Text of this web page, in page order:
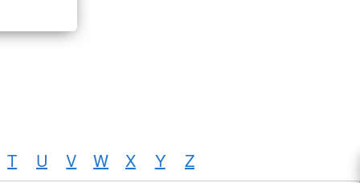
T U V W X Y Z